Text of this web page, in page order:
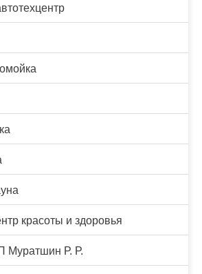
красоты и здоровья
Муратшин Р. Р.